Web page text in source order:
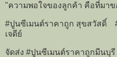
"ความพอใจของลูกค้า คือที่มาข
#ปูนซีเมนต์ราคาถูก สุขสวัสดิ์
เจดีย์
จัดส่ง #ปูนซีเมนต์ราคาถูกมีนบุ